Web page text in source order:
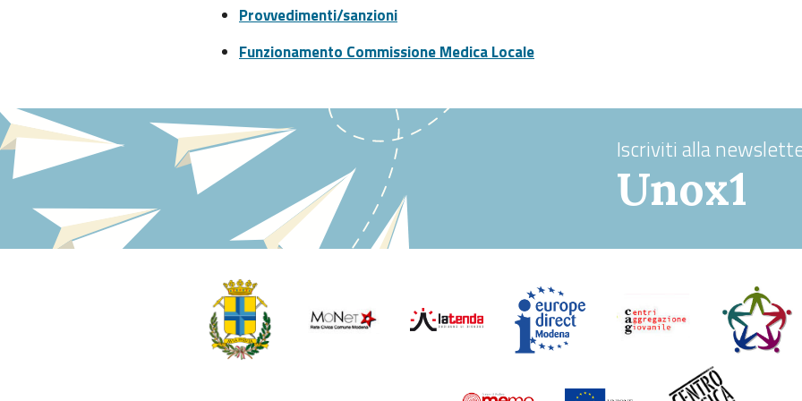
Provvedimenti/sanzioni
Funzionamento Commissione Medica Locale
Iscriviti alla
Unox1